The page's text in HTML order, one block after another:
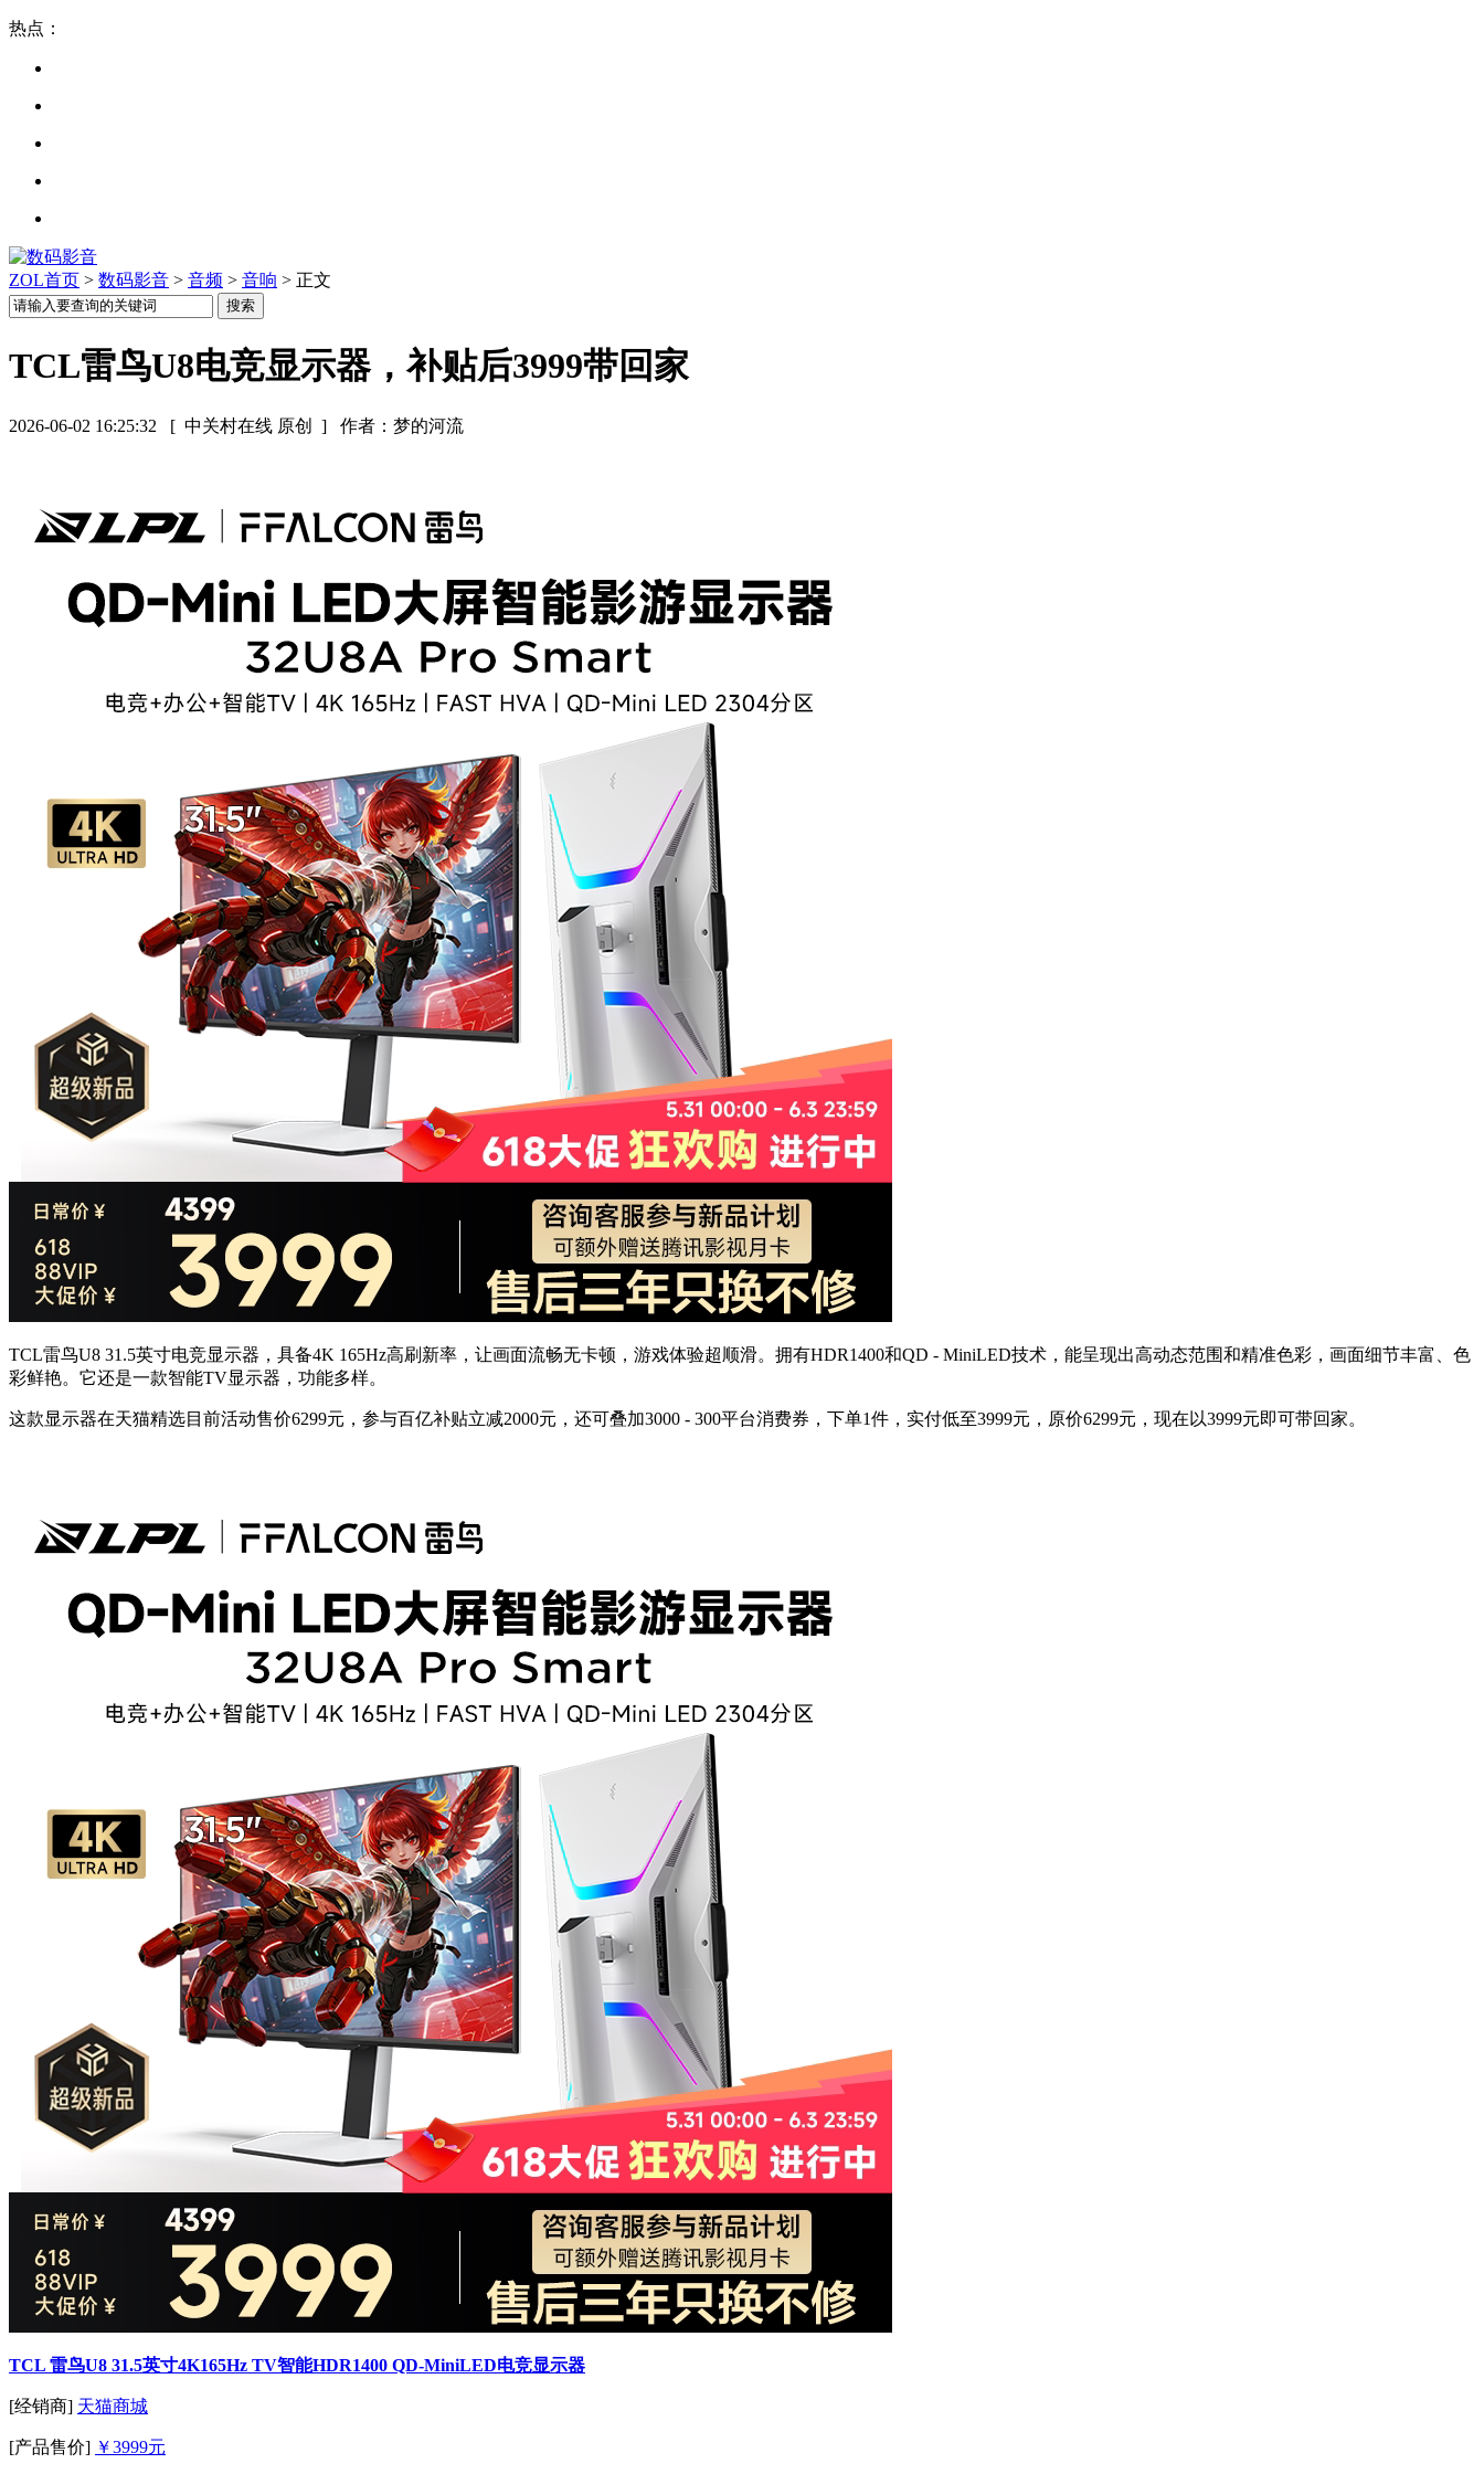
热点：
ZOL首页 > 数码影音 > 音频 > 音响 > 正文
TCL雷鸟U8电竞显示器，补贴后3999带回家
2026-06-02 16:25:32 [ 中关村在线 原创 ] 作者：梦的河流
TCL雷鸟U8 31.5英寸电竞显示器，具备4K 165Hz高刷新率，让画面流畅无卡顿，游戏体验超顺滑。拥有HDR1400和QD - MiniLED技术，能呈现出高动态范围和精准色彩，画面细节丰富、色
彩鲜艳。它还是一款智能TV显示器，功能多样。
这款显示器在天猫精选目前活动售价6299元，参与百亿补贴立减2000元，还可叠加3000 - 300平台消费券，下单1件，实付低至3999元，原价6299元，现在以3999元即可带回家。
TCL 雷鸟U8 31.5英寸4K165Hz TV智能HDR1400 QD-MiniLED电竞显示器
[经销商] 天猫商城
[产品售价] ￥3999元